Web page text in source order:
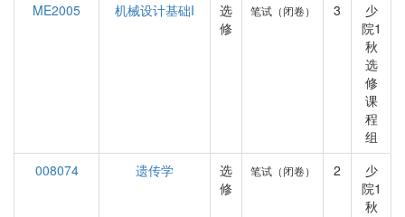
ME2005
机械设计基础I
选
修
笔试（闭卷） 3
少
院1
秋
选
修
课
程
组
008074
遗传学
选
修
笔试（闭卷） 2
少
院1
秋